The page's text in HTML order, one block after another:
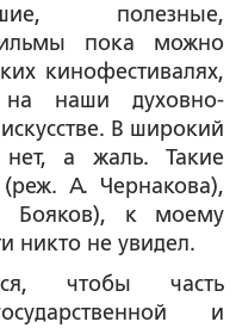
полезные,
пока можно
кинофестивалях,
на наши духовно-
В широкий
а жаль. Такие
А. Чернакова),
Бояков), к моему
никто не увидел.
чтобы часть
и